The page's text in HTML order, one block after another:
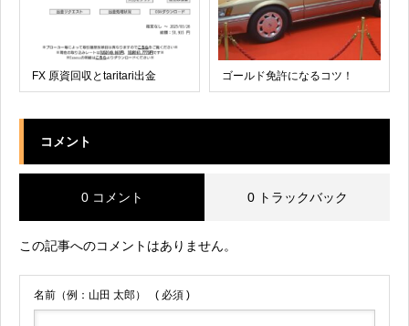
FX 原資回収とtaritari出金 ゴールド免許になるコツ！
コメント
0 コメント 0 トラックバック
この記事へのコメントはありません。
名前（例：山田 太郎） ( 必須 )